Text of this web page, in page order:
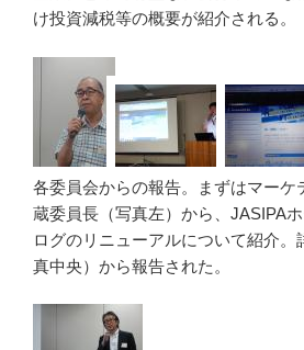
け投資減税等の概要が紹介される。
各委員会からの報告。まずはマーケ
蔵委員長（写真左）から、JASIPA
ログのリニューアルについて紹介。
真中央）から報告された。